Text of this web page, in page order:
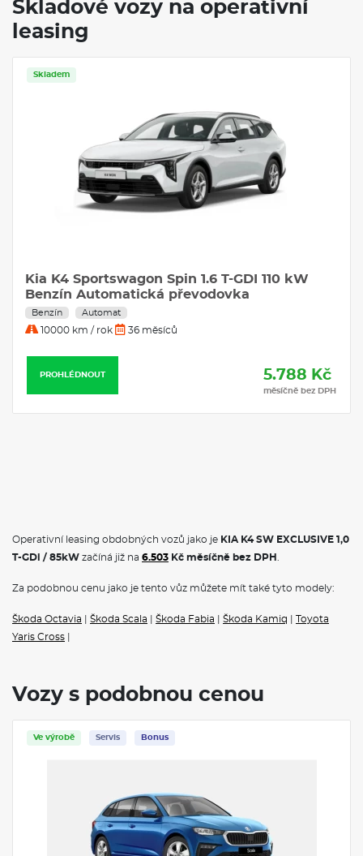
blatníků a prahů černé; OTA (Over the Air) aktualizace;
Zatmavená skla zadních a pátých dveří; Elektrické ovládání
předních a zadních oken; Zadní mlhové světlomety; Systém
ROA (upozornění na přítomnost osob vzadu); Podélné střešní
ližiny; Dešťový senzor; Zadní parkovací kamera; Boční a
tempomat (SCC 2) + Stop&Go; Čalounění sedadel tkaná látka;
Sklopné opěradlo zadního sedadla v poměru 60:40; Středový
centrální airbag; SOS tlačítko pro systém eCall; Příprava pro
tažné zařízení; Systém kontroly trakce TCS; Dojezdová sada;
Monitorování tlaku v pneumatikách TPMS; Tónovaná skla;
USB 2.0 + USB-C rychlonabíječka ve středovém panelu;
Vyhřívaná přední sedadla a volant
Navigace
Skladové vozy na operativní
leasing
Skladem
Kia K4 Sportswagon Spin 1.6 T-GDI 110 kW
Benzín Automatická převodovka
Benzín Automat
10000 km / rok 36 měsíců
PROHLÉDNOUT 5.788 Kč
měsíčně bez DPH
Operativní leasing obdobných vozů jako je KIA K4 SW EXCLUSIVE 1,0
T-GDi / 85kW začíná již na 6.503 Kč měsíčně bez DPH
Za podobnou cenu jako je tento vůz můžete mít také tyto modely:
Škoda Octavia Škoda Scala Škoda Fabia Škoda Kamiq
Toyota
Yaris Cross
Vozy s podobnou cenou
Ve výrobě Servis Bonus